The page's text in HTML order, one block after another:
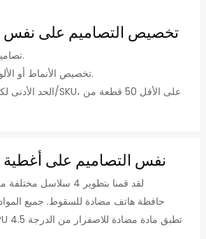
تخصيص التصاميم على نفس
1. 8 تصاميم للاختيار من بينها.
2. تخصيص الأنماط أو الألوان على عرق اللؤلؤ.
نفس التصاميم على أغطية
المصنوعة من مادة TPU تطبق مادة مضادة للاصفرار من الدرجة 4.5